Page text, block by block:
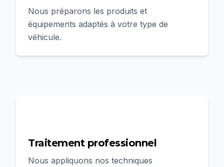
Nous préparons les produits et
équipements adaptés à votre type de
véhicule.
Traitement professionnel
Nous appliquons nos techniques